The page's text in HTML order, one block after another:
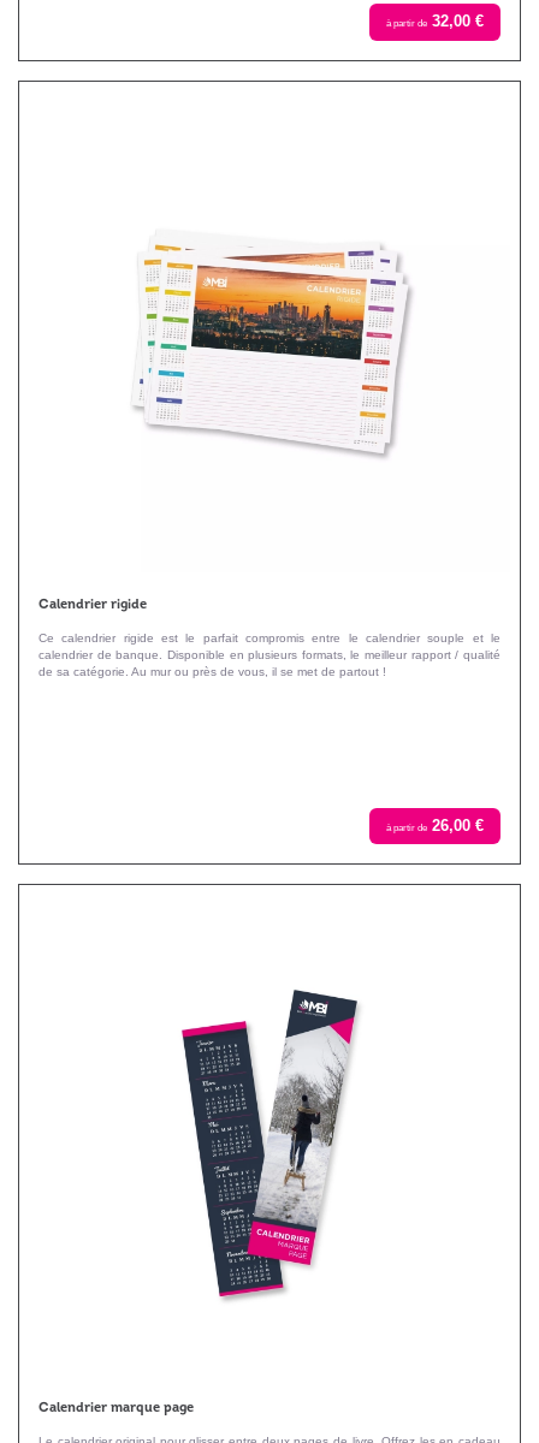
à partir de 32,00 €
Calendrier rigide
Ce calendrier rigide est le parfait compromis entre le calendrier souple et le
calendrier de banque. Disponible en plusieurs formats, le meilleur rapport / qualité
de sa catégorie. Au mur ou près de vous, il se met de partout !
à partir de 26,00 €
Calendrier marque page